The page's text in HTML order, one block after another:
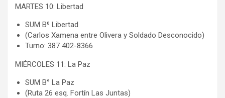
MARTES 10: Libertad
SUM B⁰ Libertad
(Carlos Xamena entre Olivera y Soldado Desconocido)
Turno: 387 402-8366
MIÉRCOLES 11: La Paz
SUM B° La Paz
(Ruta 26 esq. Fortín Las Juntas)